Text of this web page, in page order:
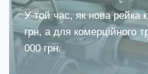
У той час, як нова рейка
грн, а для комерційного
000 грн.